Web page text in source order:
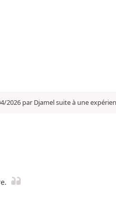
2026 par Djamel suite à une